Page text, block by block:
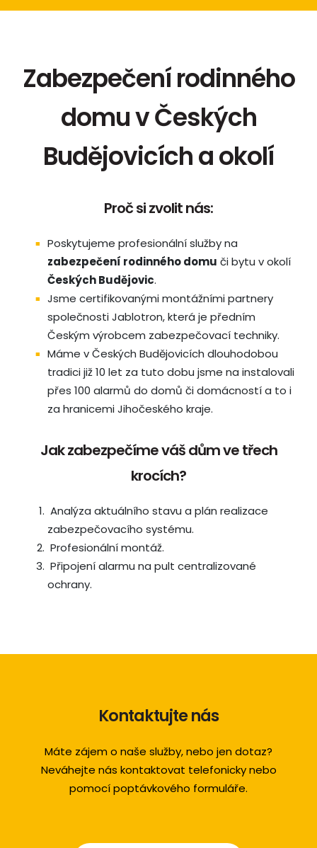
Zabezpečení rodinného
domu v Českých
Budějovicích a okolí
Proč si zvolit nás:
Poskytujeme profesionální služby na
zabezpečení rodinného domu či bytu v okolí
Českých Budějovic.
Jsme certifikovanými montážními partnery
společnosti Jablotron, která je předním
Českým výrobcem zabezpečovací techniky.
Máme v Českých Budějovicích dlouhodobou
tradici již 10 let za tuto dobu jsme na instalovali
přes 100 alarmů do domů či domácností a to i
za hranicemi Jihočeského kraje.
Jak zabezpečíme váš dům ve třech
krocích?
Analýza aktuálního stavu a plán realizace
zabezpečovacího systému.
Profesionální montáž.
Připojení alarmu na pult centralizované
ochrany.
Kontaktujte nás
Máte zájem o naše služby, nebo jen dotaz?
Neváhejte nás kontaktovat telefonicky nebo
pomocí poptávkového formuláře.